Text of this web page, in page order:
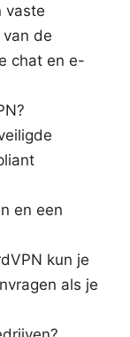
vaste
de
chat en e-
en een
kun je
als je